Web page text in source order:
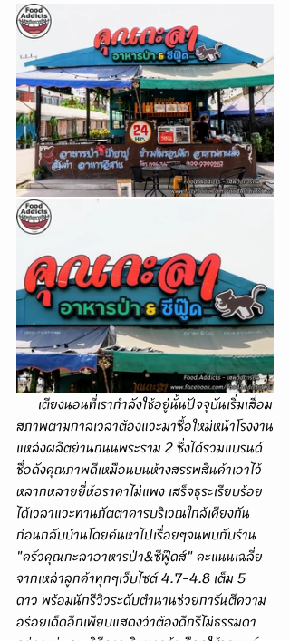
สภาพตามกาลเวลาต้องแวะมาซื้อใหม่หน้าโรงงาน
แหล่งผลิตย่านถนนพระราม 2 ซึ่งได้รวมแบรนด์
ชื่อดังคุณภาพดีเหมือนบนห้างสรรพสินค้าเอาไว้
หลากหลายยี่ห้อราคาไม่แพง เสร็จธุระเรียบร้อย
ได้เวลาแวะทานภัตตาคารบริเวณใกล้เคียงกัน
ก่อนกลับบ้านโดยค้นหาไปเรื่อยๆจนพบกับร้าน
"ครัวคุณกะลาอาหารป่า&ซีฟู๊ดส์" คะแนนเฉลี่ย
จากเหล่าลูกค้าทุกๆเว็บไซต์ 4.7-4.8 เต็ม 5
ดาว พร้อมนักรีวิวระดับตำนานช่วยการันตีความ
อร่อยเด็ดอีกเพียบแสดงว่าต้องดีกรีไม่ธรรมดา